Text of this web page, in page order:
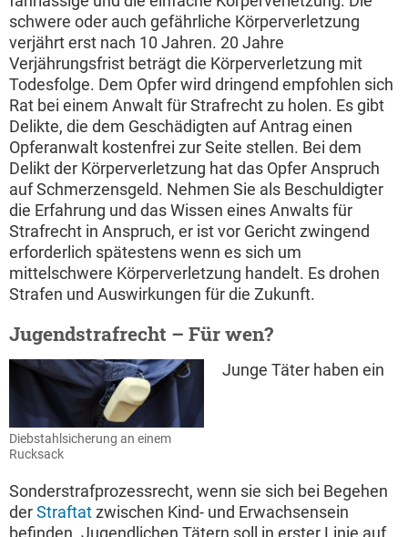
schwere oder auch gefährliche Körperverletzung
verjährt erst nach 10 Jahren. 20 Jahre
Verjährungsfrist beträgt die Körperverletzung mit
Todesfolge. Dem Opfer wird dringend empfohlen sich
Rat bei einem Anwalt für Strafrecht zu holen. Es gibt
Delikte, die dem Geschädigten auf Antrag einen
Opferanwalt kostenfrei zur Seite stellen. Bei dem
Delikt der Körperverletzung hat das Opfer Anspruch
auf Schmerzensgeld. Nehmen Sie als Beschuldigter
die Erfahrung und das Wissen eines Anwalts für
Strafrecht in Anspruch, er ist vor Gericht zwingend
erforderlich spätestens wenn es sich um
mittelschwere Körperverletzung handelt. Es drohen
Strafen und Auswirkungen für die Zukunft.
Jugendstrafrecht – Für wen?
Diebstahlsicherung an einem
Rucksack
Junge Täter haben ein
Sonderstrafprozessrecht, wenn sie sich bei Begehen
derStraftatzwischen Kind- und Erwachsensein
befinden. Jugendlichen Tätern soll in erster Linie auf